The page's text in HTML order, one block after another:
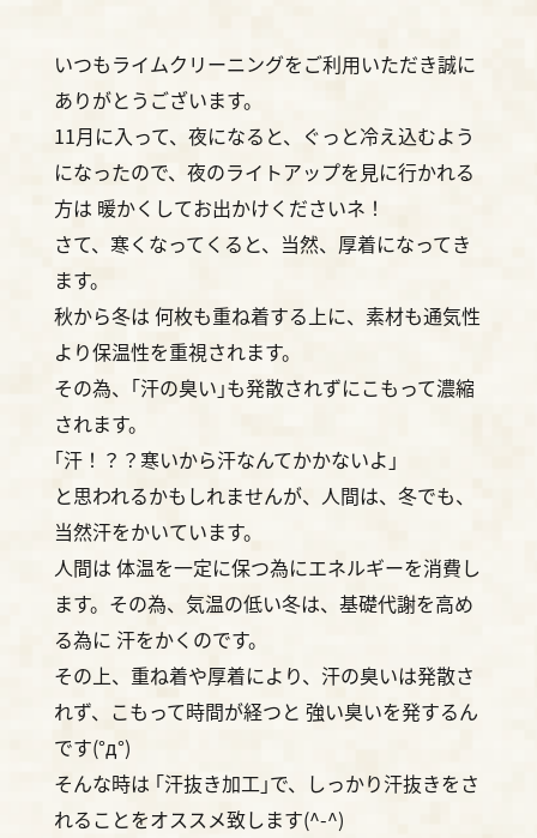
いつもライムクリーニングをご利用いただき誠に
ありがとうございます。
11月に入って、夜になると、ぐっと冷え込むよう
になったので、夜のライトアップを見に行かれる
方は 暖かくしてお出かけくださいネ！
さて、寒くなってくると、当然、厚着になってき
ます。
秋から冬は 何枚も重ね着する上に、素材も通気性
より保温性を重視されます。
その為、｢汗の臭い｣も発散されずにこもって濃縮
されます。
｢汗！？？寒いから汗なんてかかないよ｣
と思われるかもしれませんが、人間は、冬でも、
当然汗をかいています。
人間は 体温を一定に保つ為にエネルギーを消費し
ます。その為、気温の低い冬は、基礎代謝を高め
る為に 汗をかくのです。
その上、重ね着や厚着により、汗の臭いは発散さ
れず、こもって時間が経つと 強い臭いを発するん
です(°д°)
そんな時は ｢汗抜き加工｣で、しっかり汗抜きをさ
れることをオススメ致します(^-^)